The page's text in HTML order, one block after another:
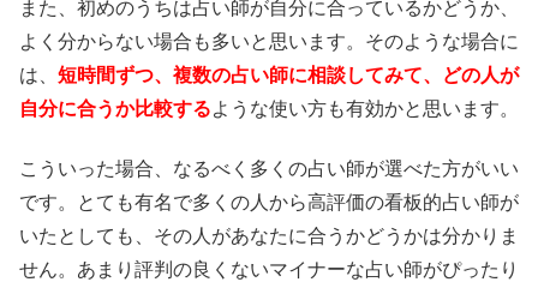
また、初めのうちは占い師が自分に合っているかどうか、
よく分からない場合も多いと思います。そのような場合に
は、 短時間ずつ、複数の占い師に相談してみて、どの人が
自分に合うか比較するような使い方も有効かと思います。
こういった場合、なるべく多くの占い師が選べた方がいい
です。とても有名で多くの人から高評価の看板的占い師が
いたとしても、その人があなたに合うかどうかは分かりま
せん。あまり評判の良くないマイナーな占い師がぴったり